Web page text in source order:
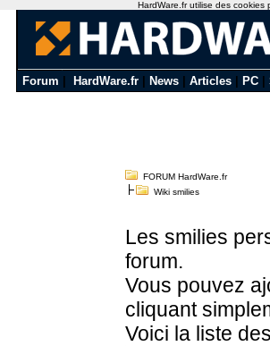
Forum HardWare.fr News Articles PC
FORUM HardWare.fr
Wiki smilies
Les smilies
forum.
Vous pouvez
cliquant
Voici la liste
HardWare.fr utilise des